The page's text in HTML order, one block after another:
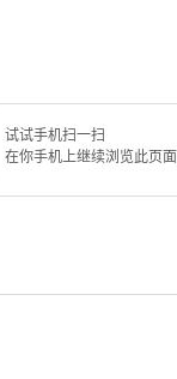
试试手机扫一扫
在你手机上继续浏览此页面